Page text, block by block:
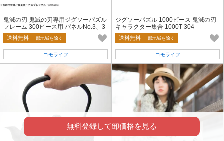
鬼滅の刃 鬼滅の刃専用ジグソーパズル
フレーム 300ピース用 パネルNo.3、3-
AC
送料無料 一部地域を除く
コモライフ
ジグソーパズル 1000ピース 鬼滅の刃
キャラクター集合 1000T-304
送料無料 一部地域を除く
コモライフ
無料登録して卸価格を見る